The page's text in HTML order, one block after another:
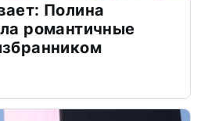
Полина
романтичные